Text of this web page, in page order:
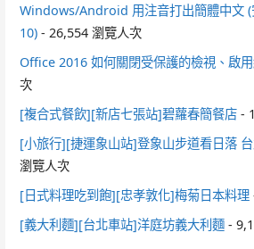
Windows/Android 用注音打出簡體中文
10) - 26,554 瀏覽人次
Office 2016 如何關閉受保護的檢視、啟
次
[複合式餐飲][新店七張站]碧蘿春簡餐店 -
[小旅行][捷運象山站]登象山步道看日落
瀏覽人次
[日式料理吃到飽][忠孝敦化]梅菊日本料理
[義大利麵][台北車站]洋庭坊義大利麵 -